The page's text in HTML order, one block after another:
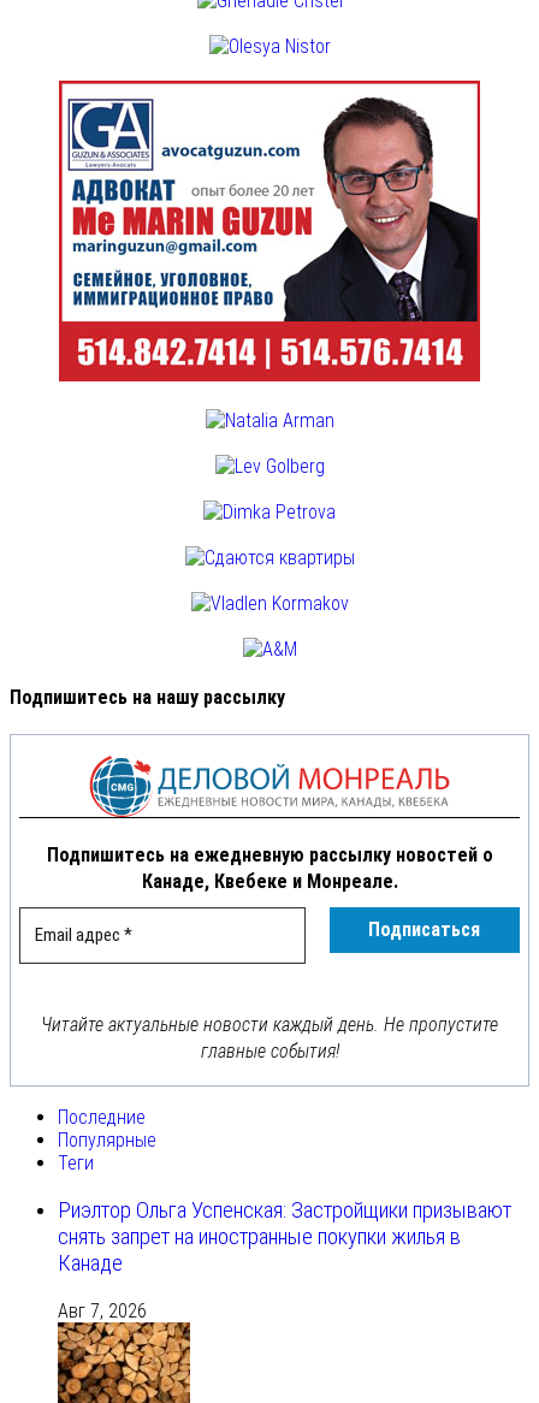
Подпишитесь на нашу рассылку
Подпишитесь на ежедневную рассылку новостей о
Канаде, Квебеке и Монреале.
Читайте актуальные новости каждый день. Не пропустите
главные события!
Последние
Популярные
Теги
Риэлтор Ольга Успенская: Застройщики призывают
снять запрет на иностранные покупки жилья в
Канаде
Авг 7, 2026